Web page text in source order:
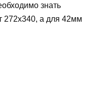
знать
272x340, а для 42мм